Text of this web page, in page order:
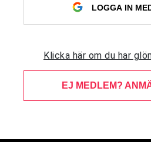
LOGGA IN
Klicka här om du har
EJ MEDLEM?